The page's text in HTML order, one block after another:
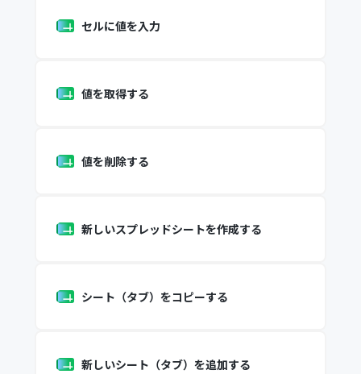
セルに値を入力
値を取得する
値を削除する
新しいスプレッドシートを作成する
シート（タブ）をコピーする
新しいシート（タブ）を追加する